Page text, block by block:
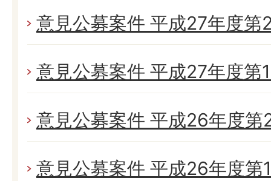
意見公募案件 平成27年度第
意見公募案件 平成27年度第
意見公募案件 平成26年度第
意見公募案件 平成26年度第